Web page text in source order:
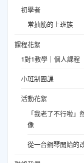
初學者
常抽筋的上班族
課程花絮
1對1教學｜個人課程
小班制團課
活動花絮
「我老了不行啦
像
從一台鋼琴開始的